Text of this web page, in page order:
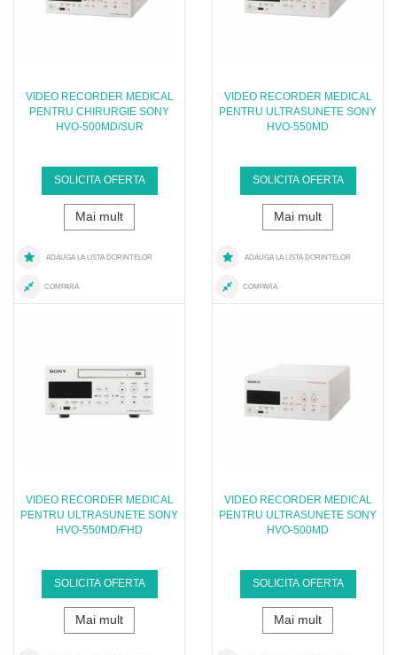
VIDEO RECORDER MEDICAL
PENTRU CHIRURGIE SONY
HVO-500MD/SUR
SOLICITA OFERTA
Mai mult
ADAUGA LA LISTA DORINTELOR
COMPARA
VIDEO RECORDER MEDICAL
PENTRU ULTRASUNETE SONY
HVO-550MD
SOLICITA OFERTA
Mai mult
ADAUGA LA LISTA DORINTELOR
COMPARA
VIDEO RECORDER MEDICAL
PENTRU ULTRASUNETE SONY
HVO-550MD/FHD
SOLICITA OFERTA
Mai mult
VIDEO RECORDER MEDICAL
PENTRU ULTRASUNETE SONY
HVO-500MD
SOLICITA OFERTA
Mai mult